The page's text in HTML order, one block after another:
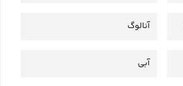
آنالوگ
آبی